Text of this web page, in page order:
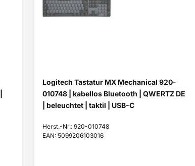
Logitech Tastatur MX Mechanical 920-
010748 | kabellos Bluetooth | QWERTZ DE
| beleuchtet | taktil | USB-C
Herst.-Nr.: 920-010748
EAN: 5099206103016